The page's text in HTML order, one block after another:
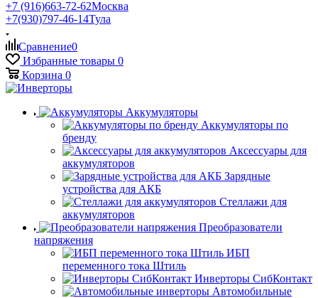
+7 (916)663-72-62Москва
+7(930)797-46-14Тула
Сравнение0
Избранные товары 0
Корзина 0
Аккумуляторы
Аккумуляторы по
бренду
Аксессуары для
аккумуляторов
Зарядные
устройства для АКБ
Стеллажи для
аккумуляторов
Преобразователи
напряжения
ИБП
переменного тока Штиль
Инверторы СибКонтакт
Автомобильные